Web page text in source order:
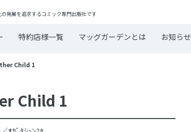
の発展を追求するコミック専門出版社です
特約店様一覧 マッグガーデンとは お知らせ
Child 1
Child 1